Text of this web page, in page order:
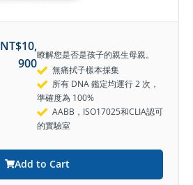
NT$10,
900
瞭解您是否是孩子的親生母親。
無痛拭子樣本採集
所有 DNA 鑑定均運行 2 次，
準確度為 100%
AABB，ISO17025和CLIA認可
的實驗室
Add to Cart